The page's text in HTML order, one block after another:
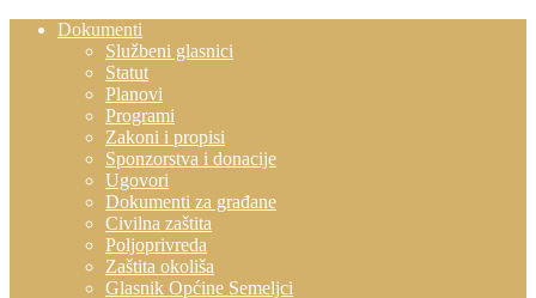
Dokumenti
Službeni glasnici
Statut
Planovi
Programi
Zakoni i propisi
Sponzorstva i donacije
Ugovori
Dokumenti za građane
Civilna zaštita
Poljoprivreda
Zaštita okoliša
Glasnik Općine Semeljci